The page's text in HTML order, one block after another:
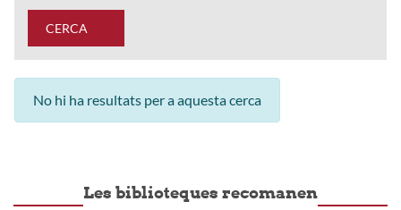
CERCA
No hi ha resultats per a aquesta cerca
Les biblioteques recomanen